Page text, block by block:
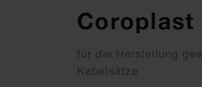
Coroplast
für die Herstellung
Kabelsätze